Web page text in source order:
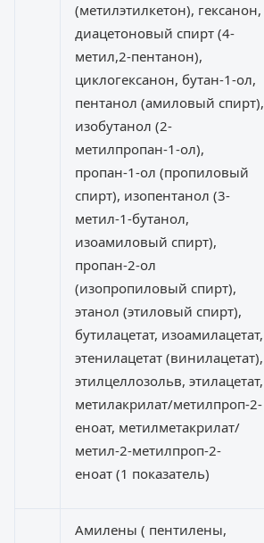
(метилэтилкетон), гексанон,
диацетоновый спирт (4-
метил,2-пентанон),
циклогексанон, бутан-1-ол,
пентанол (амиловый спирт),
изобутанол (2-
метилпропан-1-ол),
пропан-1-ол (пропиловый
спирт), изопентанол (3-
метил-1-бутанол,
изоамиловый спирт),
пропан-2-ол
(изопропиловый спирт),
этанол (этиловый спирт),
бутилацетат, изоамилацетат,
этенилацетат (винилацетат),
этилцеллозольв, этилацетат,
метилакрилат/метилпроп-2-
еноат, метилметакрилат/
метил-2-метилпроп-2-
еноат (1 показатель)
Амилены ( пентилены,